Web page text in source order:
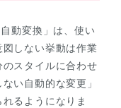
動変換」は、使い
しない挙動は作業
スタイルに合わせ
い自動的な変更」
るようになりま